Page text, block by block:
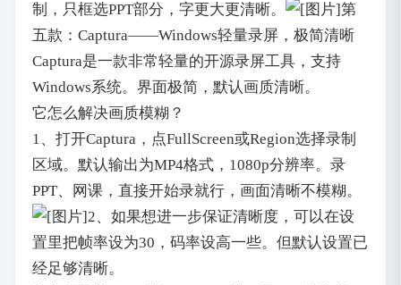
制，只框选PPT部分，字更大更清晰。
第
五款：Captura——Windows轻量录屏，极简清晰
Captura是一款非常轻量的开源录屏工具，支持
Windows系统。界面极简，默认画质清晰。
它怎么解决画质模糊？
1、打开Captura，点FullScreen或Region选择录制
区域。默认输出为MP4格式，1080p分辨率。录
PPT、网课，直接开始录就行，画面清晰不模糊。
2、如果想进一步保证清晰度，可以在设
置里把帧率设为30，码率设高一些。但默认设置已
经足够清晰。